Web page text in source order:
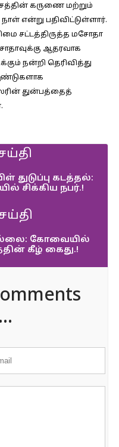
கருணை மற்றும்
என்று பதிவிட்டுள்ளார்.
சட்டத்திருத்த மசோதா
ஆதரவாக
நன்றி தெரிவித்து
துன்பத்தைத்
துடுப்பு கடத்தல்:
சிக்கிய நபர்.!
கோவையில்
கீழ் கைது.!